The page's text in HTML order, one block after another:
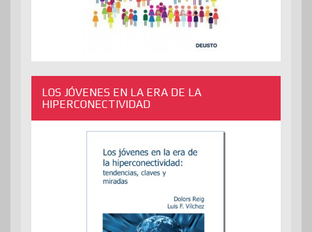
LOS JÓVENES EN LA ERA DE LA
HIPERCONECTIVIDAD